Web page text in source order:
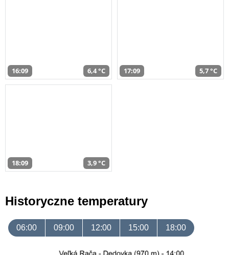
16:09 6,4 °C 17:09 5,7 °C
18:09 3,9 °C
Historyczne temperatury
06:00 09:00 12:00 15:00 18:00